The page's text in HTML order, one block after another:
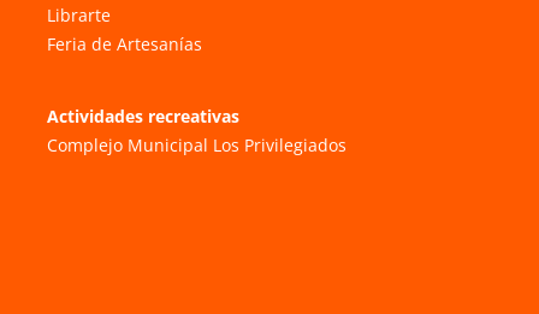
Librarte
Feria de Artesanías
Actividades recreativas
Complejo Municipal Los Privilegiados